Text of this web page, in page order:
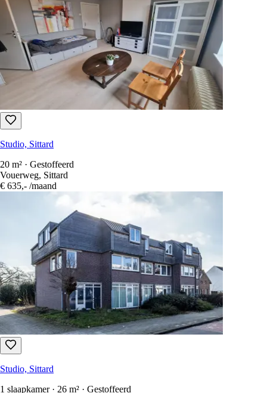
Studio, Sittard
20 m² · Gestoffeerd
Vouerweg, Sittard
€ 635,-
/maand
Studio, Sittard
20 m² · Gestoffeerd
Vouerweg, Sittard
€ 635,-